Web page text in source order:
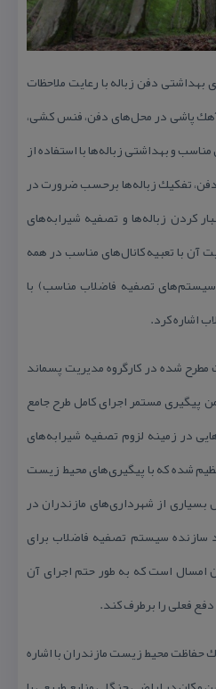
دفن زباله با رعایت ملاحظات
پاشی در محل‌های دفن، فنس كشی،
و بهداشتی زباله‌ها با استفاده از
دفن، تفكیك زباله‌ها برحسب ضرورت در
كردن زباله‌ها و تصفیه شیرابه‌های
آن با تعبیه كانال‌های مناسب در همه
تصفیه فاضلاب مناسب) با
اشاره كرد.
شده در كارگروه مدیریت پسماند
پیگیری مستمر اجرای كامل طرح جامع
در زمینه لزوم تصفیه شیرابه‌های
شده كه با پیگیری‌های محیط زیست
از شهرداری‌های مازندران در
سازنده سیستم تصفیه فاضلاب برای
امسال است كه به طور حتم اجرای آن
فعلی را برطرف كند.
محیط زیست مازندران با اشاره